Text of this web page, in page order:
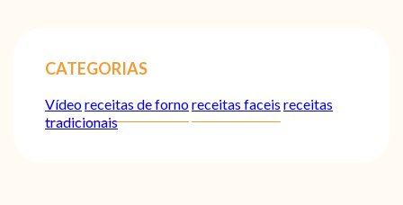
CATEGORIAS
Vídeoreceitas de fornoreceitas faceis receitas
tradicionais